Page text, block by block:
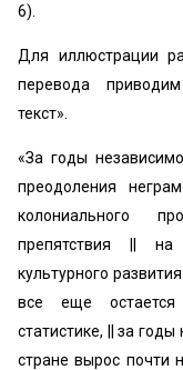
6).
Для иллюстрации
перевода
текст».
«За годы
преодоления
колониального
препятствия || на
культурного
все еще
статистике, || за
стране вырос почти